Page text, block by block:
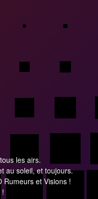
les airs.
au soleil, et toujours.
et Visions !
!